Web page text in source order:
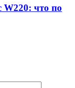
W220: что по